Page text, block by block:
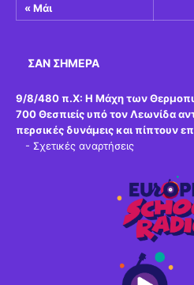
« Μάι
ΣΑΝ ΣΉΜΕΡΑ
9/8/480 π.Χ: Η Μάχη των
700 Θεσπιείς υπό τον Λεωνίδα
περσικές δυνάμεις και πίπτουν
- Σχετικές αναρτήσεις